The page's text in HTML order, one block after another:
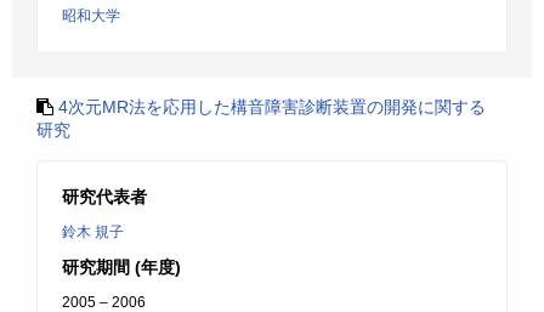
昭和大学
4次元MR法を応用した構音障害診断装置の開発に関する
研究
研究代表者
鈴木 規子
研究期間 (年度)
2005 – 2006